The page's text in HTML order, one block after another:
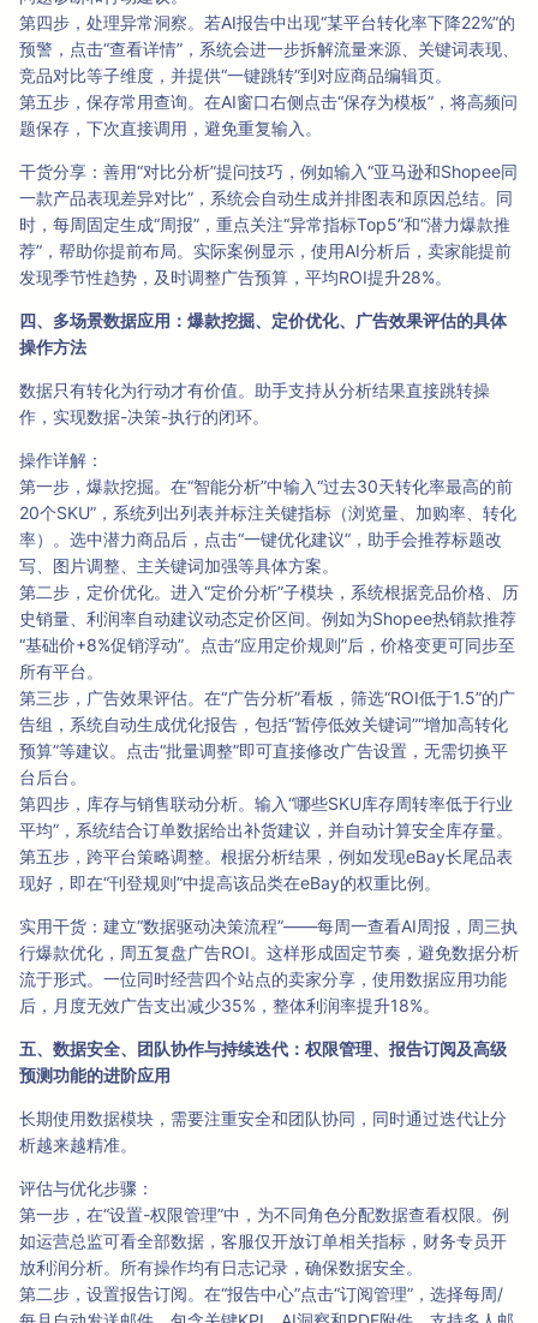
第四步，处理异常洞察。若AI报告中出现“某平台转化率下降22%”的
预警，点击“查看详情”，系统会进一步拆解流量来源、关键词表现、
竞品对比等子维度，并提供“一键跳转”到对应商品编辑页。
第五步，保存常用查询。在AI窗口右侧点击“保存为模板”，将高频问
题保存，下次直接调用，避免重复输入。
干货分享：善用“对比分析”提问技巧，例如输入“亚马逊和Shopee同
一款产品表现差异对比”，系统会自动生成并排图表和原因总结。同
时，每周固定生成“周报”，重点关注“异常指标Top5”和“潜力爆款推
荐”，帮助你提前布局。实际案例显示，使用AI分析后，卖家能提前
发现季节性趋势，及时调整广告预算，平均ROI提升28%。
四、多场景数据应用：爆款挖掘、定价优化、广告效果评估的具体
操作方法
数据只有转化为行动才有价值。助手支持从分析结果直接跳转操
作，实现数据-决策-执行的闭环。
操作详解：
第一步，爆款挖掘。在“智能分析”中输入“过去30天转化率最高的前
20个SKU”，系统列出列表并标注关键指标（浏览量、加购率、转化
率）。选中潜力商品后，点击“一键优化建议”，助手会推荐标题改
写、图片调整、主关键词加强等具体方案。
第二步，定价优化。进入“定价分析”子模块，系统根据竞品价格、历
史销量、利润率自动建议动态定价区间。例如为Shopee热销款推荐
“基础价+8%促销浮动”。点击“应用定价规则”后，价格变更可同步至
所有平台。
第三步，广告效果评估。在“广告分析”看板，筛选“ROI低于1.5”的广
告组，系统自动生成优化报告，包括“暂停低效关键词”“增加高转化
预算”等建议。点击“批量调整”即可直接修改广告设置，无需切换平
台后台。
第四步，库存与销售联动分析。输入“哪些SKU库存周转率低于行业
平均”，系统结合订单数据给出补货建议，并自动计算安全库存量。
第五步，跨平台策略调整。根据分析结果，例如发现eBay长尾品表
现好，即在“刊登规则”中提高该品类在eBay的权重比例。
实用干货：建立“数据驱动决策流程”——每周一查看AI周报，周三执
行爆款优化，周五复盘广告ROI。这样形成固定节奏，避免数据分析
流于形式。一位同时经营四个站点的卖家分享，使用数据应用功能
后，月度无效广告支出减少35%，整体利润率提升18%。
五、数据安全、团队协作与持续迭代：权限管理、报告订阅及高级
预测功能的进阶应用
长期使用数据模块，需要注重安全和团队协同，同时通过迭代让分
析越来越精准。
评估与优化步骤：
第一步，在“设置-权限管理”中，为不同角色分配数据查看权限。例
如运营总监可看全部数据，客服仅开放订单相关指标，财务专员开
放利润分析。所有操作均有日志记录，确保数据安全。
第二步，设置报告订阅。在“报告中心”点击“订阅管理”，选择每周/